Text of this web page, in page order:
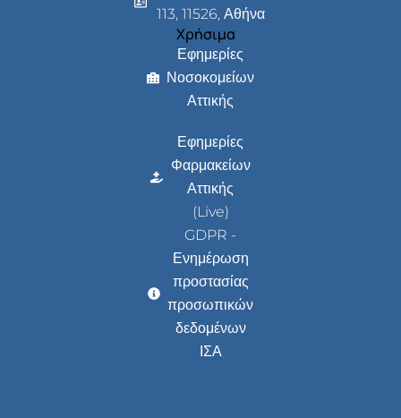
113, 11526, Αθήνα
Χρήσιμα
Εφημερίες
Νοσοκομείων
Αττικής
Εφημερίες
Φαρμακείων
Αττικής
(Live)
GDPR -
Ενημέρωση
προστασίας
προσωπικών
δεδομένων
ΙΣΑ